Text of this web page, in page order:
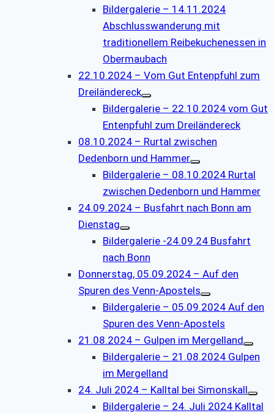
Bildergalerie – 14.11.2024
Abschlusswanderung mit
traditionellem Reibekuchenessen in
Obermaubach
22.10.2024 – Vom Gut Entenpfuhl zum
Dreiländereck
Bildergalerie – 22.10.2024 vom Gut
Entenpfuhl zum Dreiländereck
08.10.2024 – Rurtal zwischen
Dedenborn und Hammer
Bildergalerie – 08.10.2024 Rurtal
zwischen Dedenborn und Hammer
24.09.2024 – Busfahrt nach Bonn am
Dienstag
Bildergalerie -24.09.24 Busfahrt
nach Bonn
Donnerstag, 05.09.2024 – Auf den
Spuren des Venn-Apostels
Bildergalerie – 05.09.2024 Auf den
Spuren des Venn-Apostels
21.08.2024 – Gulpen im Mergelland
Bildergalerie – 21.08.2024 Gulpen
im Mergelland
24. Juli 2024 – Kalltal bei Simonskall
Bildergalerie – 24. Juli 2024 Kalltal